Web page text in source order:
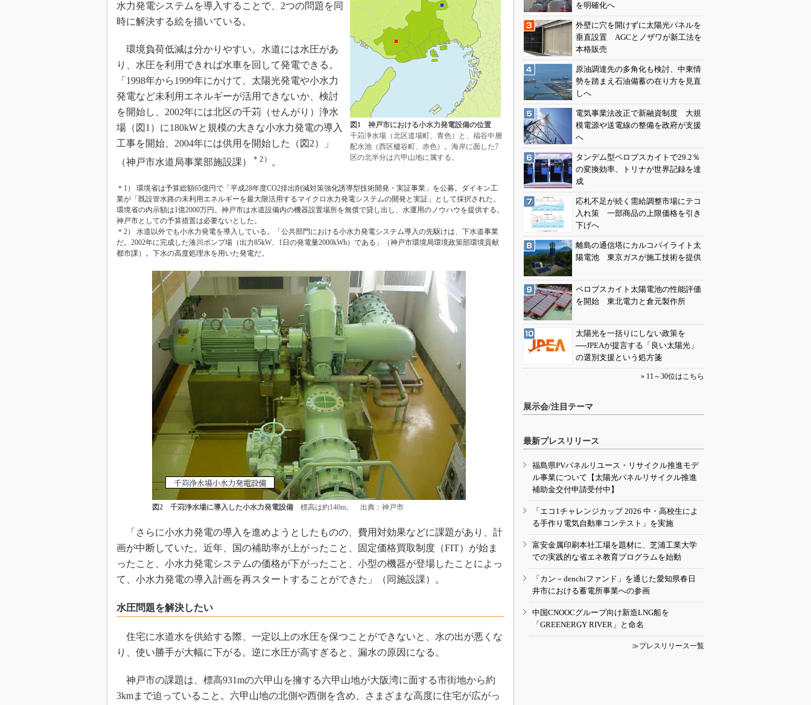
図1 神戸市における小水力発電設備の位置
千苅浄水場（北区道場町、青色）と、福谷中層
配水池（西区櫨谷町、赤色）。海岸に面した7
区の北半分は六甲山地に属する。
水力発電システムを導入することで、2つの問題を同
時に解決する絵を描いている。
環境負荷低減は分かりやすい。水道には水圧があ
り、水圧を利用できれば水車を回して発電できる。
「1998年から1999年にかけて、太陽光発電や小水力
発電など未利用エネルギーが活用できないか、検討
を開始し、2002年には北区の千苅（せんがり）浄水
場（図1）に180kWと規模の大きな小水力発電の導入
工事を開始、2004年には供用を開始した（図2）」
（神戸市水道局事業部施設課）
＊2） 。
＊1） 環境省は予算総額65億円で「平成28年度CO2排出削減対策強化誘導型技術開発・実証事業」を公募。ダイキン工
業が「既設管水路の未利用エネルギーを最大限活用するマイクロ水力発電システムの開発と実証」として採択された。
環境省の内示額は1億2000万円。神戸市は水道設備内の機器設置場所を無償で貸し出し、水運用のノウハウを提供する。
神戸市としての予算措置は必要ないとした。
＊2） 水道以外でも小水力発電を導入している。「公共部門における小水力発電システム導入の先駆けは、下水道事業
だ。2002年に完成した湊川ポンプ場（出力85kW、1日の発電量2000kWh）である」（神戸市環境局環境政策部環境貢献
都市課）。下水の高度処理水を用いた発電だ。
図2 千苅浄水場に導入した小水力発電設備標高は約140m。 出典：神戸市
「さらに小水力発電の導入を進めようとしたものの、費用対効果などに課題があり、計
画が中断していた。近年、国の補助率が上がったこと、固定価格買取制度（FIT）が始ま
ったこと、小水力発電システムの価格が下がったこと、小型の機器が登場したことによっ
て、小水力発電の導入計画を再スタートすることができた」（同施設課）。
水圧問題を解決したい
住宅に水道水を供給する際、一定以上の水圧を保つことができないと、水の出が悪くな
り、使い勝手が大幅に下がる。逆に水圧が高すぎると、漏水の原因になる。
神戸市の課題は、標高931mの六甲山を擁する六甲山地が大阪湾に面する市街地から約
3kmまで迫っていること。六甲山地の北側や西側を含め、さまざまな高度に住宅が広がっ
を明確化へ
外壁に穴を開けずに太陽光パネルを
垂直設置 AGCとノザワが新工法を
本格販売
原油調達先の多角化も検討、中東情
勢を踏まえ石油備蓄の在り方を見直
しへ
電気事業法改正で新融資制度 大規
模電源や送電線の整備を政府が支援
へ
タンデム型ペロブスカイトで29.2％
の変換効率、トリナが世界記録を達
成
応札不足が続く需給調整市場にテコ
入れ策 一部商品の上限価格を引き
下げへ
離島の通信塔にカルコパイライト太
陽電池 東京ガスが施工技術を提供
ペロブスカイト太陽電池の性能評価
を開始 東北電力と倉元製作所
太陽光を一括りにしない政策を
──JPEAが提言する「良い太陽光」
の選別支援という処方箋
» 11～30位はこちら
展示会/注目テーマ
最新プレスリリース
福島県PVパネルリユース・リサイクル推進モデ
ル事業について【太陽光パネルリサイクル推進
補助金交付申請受付中】
「エコ1チャレンジカップ 2026 中・高校生によ
る手作り電気自動車コンテスト」を実施
富安金属印刷本社工場を題材に、芝浦工業大学
での実践的な省エネ教育プログラムを始動
「カン－denchiファンド」を通じた愛知県春日
井市における蓄電所事業への参画
中国CNOOCグループ向け新造LNG船を
「GREENERGY RIVER」と命名
≫プレスリリース一覧